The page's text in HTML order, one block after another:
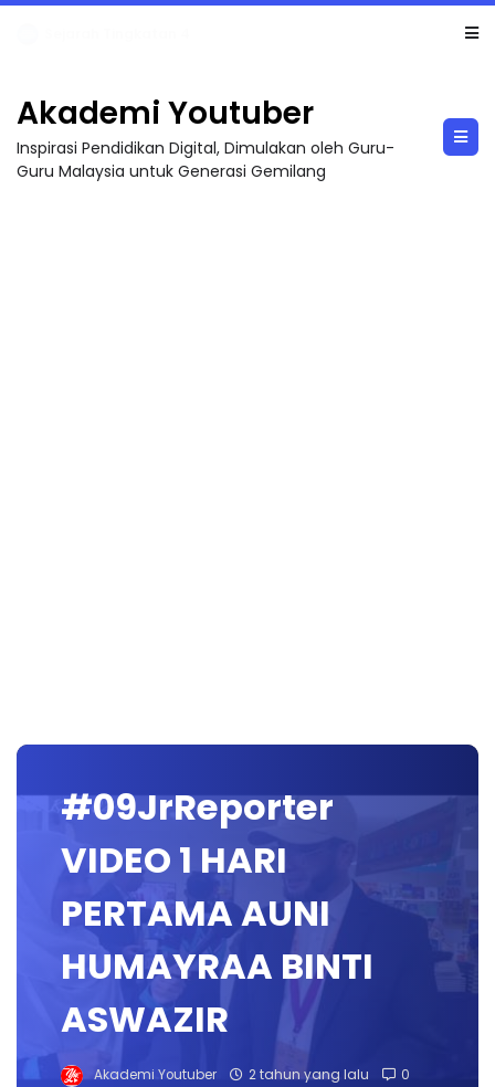
Akademi Youtuber
Inspirasi Pendidikan Digital, Dimulakan oleh Guru-
Guru Malaysia untuk Generasi Gemilang
#09JrReporter
VIDEO 1 HARI
PERTAMA AUNI
HUMAYRAA BINTI
ASWAZIR
Akademi Youtuber 2 tahun yang lalu 0